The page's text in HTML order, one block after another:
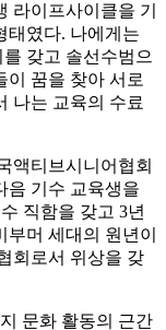
라이프사이클을 기
태였다. 나에게는
갖고 솔선수범으
이 꿈을 찾아 서로
나는 교육의 수료
액티브시니어협회
음 기수 교육생을
직함을 갖고 3년
머 세대의 원년이
회로서 위상을 갖
문화 활동의 근간